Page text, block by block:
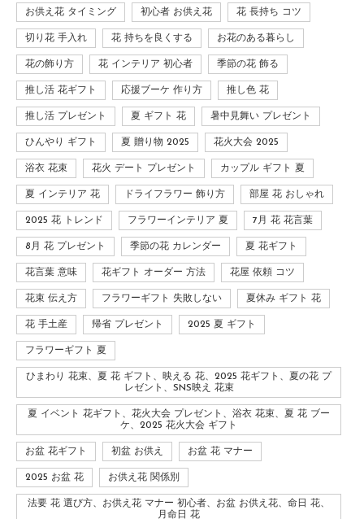
お供え花 タイミング 初心者 お供え花 花 長持ち コツ
切り花 手入れ 花 持ちを良くする お花のある暮らし
花の飾り方 花 インテリア 初心者 季節の花 飾る
推し活 花ギフト 応援ブーケ 作り方 推し色 花
推し活 プレゼント 夏 ギフト 花 暑中見舞い プレゼント
ひんやり ギフト 夏 贈り物 2025 花火大会 2025
浴衣 花束 花火 デート プレゼント カップル ギフト 夏
夏 インテリア 花 ドライフラワー 飾り方 部屋 花 おしゃれ
2025 花 トレンド フラワーインテリア 夏 7月 花 花言葉
8月 花 プレゼント 季節の花 カレンダー 夏 花ギフト
花言葉 意味 花ギフト オーダー 方法 花屋 依頼 コツ
花束 伝え方 フラワーギフト 失敗しない 夏休み ギフト 花
花 手土産 帰省 プレゼント 2025 夏 ギフト
フラワーギフト 夏
ひまわり 花束、夏 花 ギフト、映える 花、2025 花ギフト、夏の花 プ
レゼント、SNS映え 花束
夏 イベント 花ギフト、花火大会 プレゼント、浴衣 花束、夏 花 ブー
ケ、2025 花火大会 ギフト
お盆 花ギフト 初盆 お供え お盆 花 マナー
2025 お盆 花 お供え花 関係別
法要 花 選び方、お供え花 マナー 初心者、お盆 お供え花、命日 花、
月命日 花